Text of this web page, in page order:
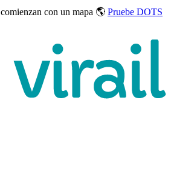
comienzan con un mapa 🌎 Pruebe DOTS